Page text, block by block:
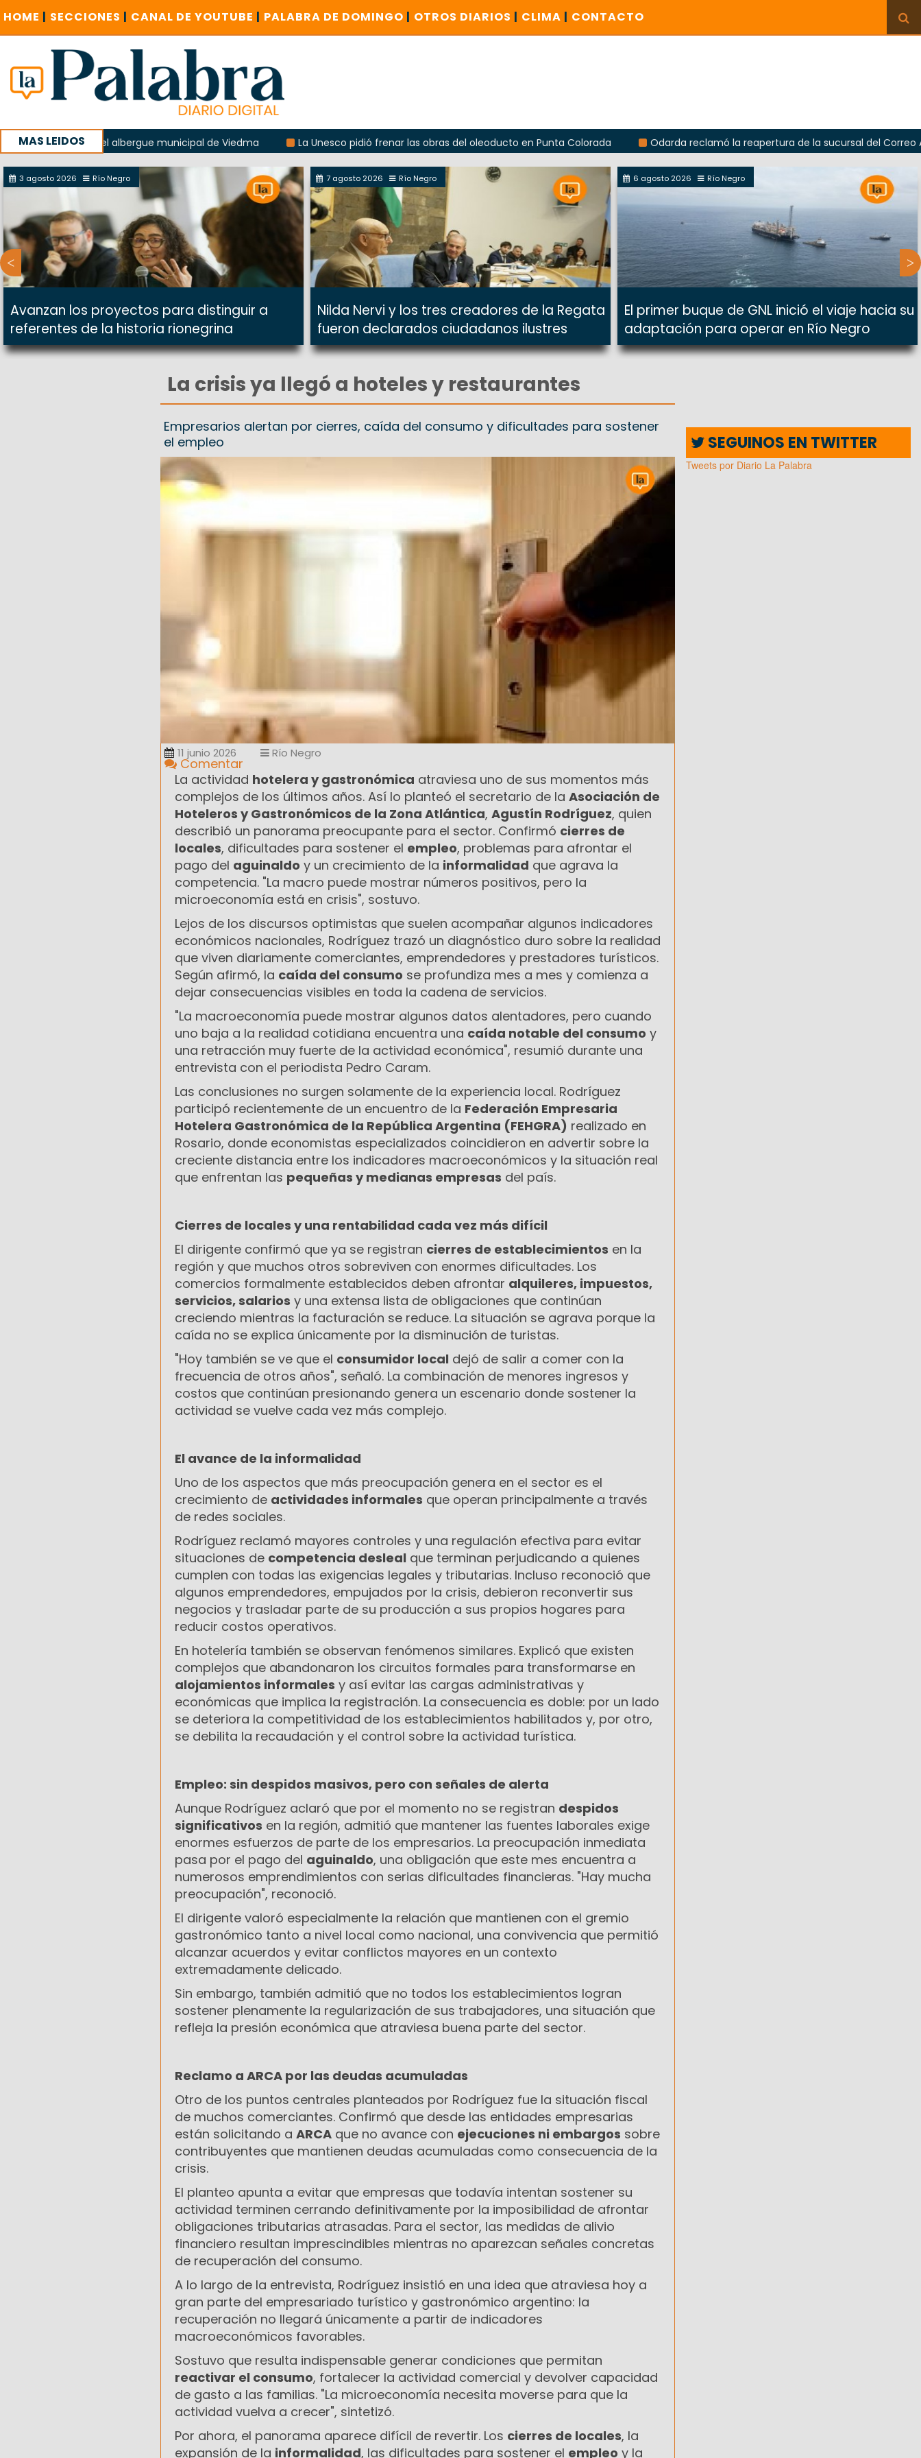
HOME | SECCIONES | CANAL DE YOUTUBE | PALABRA DE DOMINGO | OTROS DIARIOS | CLIMA | CONTACTO
MAS LEIDOS
del albergue municipal de Viedma La Unesco pidió frenar las obras del oleoducto en Punta Colorada
Odarda reclamó la reapertura de la sucursal del Correo Argentino
con un encuentro provincial en Roca
3 agosto 2026 Río Negro
Avanzan los proyectos para distinguir a
referentes de la historia rionegrina
7 agosto 2026 Río Negro
Nilda Nervi y los tres creadores de la Regata
fueron declarados ciudadanos ilustres
6 agosto 2026 Río Negro
El primer buque de GNL inició el viaje hacia su
adaptación para operar en Río Negro
La crisis ya llegó a hoteles y restaurantes
Empresarios alertan por cierres, caída del consumo y dificultades para sostener
el empleo
11 junio 2026 Río Negro
Comentar
La actividad hotelera y gastronómica atraviesa uno de sus momentos más
complejos de los últimos años. Así lo planteó el secretario de la Asociación de
Hoteleros y Gastronómicos de la Zona Atlántica, Agustín Rodríguez, quien
describió un panorama preocupante para el sector. Confirmó cierres de
locales, dificultades para sostener el empleo, problemas para afrontar el
pago del aguinaldo y un crecimiento de la informalidad que agrava la
competencia. "La macro puede mostrar números positivos, pero la
microeconomía está en crisis", sostuvo.
Lejos de los discursos optimistas que suelen acompañar algunos indicadores
económicos nacionales, Rodríguez trazó un diagnóstico duro sobre la realidad
que viven diariamente comerciantes, emprendedores y prestadores turísticos.
Según afirmó, la caída del consumo se profundiza mes a mes y comienza a
dejar consecuencias visibles en toda la cadena de servicios.
"La macroeconomía puede mostrar algunos datos alentadores, pero cuando
uno baja a la realidad cotidiana encuentra una caída notable del consumo y
una retracción muy fuerte de la actividad económica", resumió durante una
entrevista con el periodista Pedro Caram.
Las conclusiones no surgen solamente de la experiencia local. Rodríguez
participó recientemente de un encuentro de la Federación Empresaria
Hotelera Gastronómica de la República Argentina (FEHGRA) realizado en
Rosario, donde economistas especializados coincidieron en advertir sobre la
creciente distancia entre los indicadores macroeconómicos y la situación real
que enfrentan las pequeñas y medianas empresas del país.
Cierres de locales y una rentabilidad cada vez más difícil
El dirigente confirmó que ya se registran cierres de establecimientos en la
región y que muchos otros sobreviven con enormes dificultades. Los
comercios formalmente establecidos deben afrontar alquileres, impuestos,
servicios, salarios y una extensa lista de obligaciones que continúan
creciendo mientras la facturación se reduce. La situación se agrava porque la
caída no se explica únicamente por la disminución de turistas.
"Hoy también se ve que el consumidor local dejó de salir a comer con la
frecuencia de otros años", señaló. La combinación de menores ingresos y
costos que continúan presionando genera un escenario donde sostener la
actividad se vuelve cada vez más complejo.
El avance de la informalidad
Uno de los aspectos que más preocupación genera en el sector es el
crecimiento de actividades informales que operan principalmente a través
de redes sociales.
Rodríguez reclamó mayores controles y una regulación efectiva para evitar
situaciones de competencia desleal que terminan perjudicando a quienes
cumplen con todas las exigencias legales y tributarias. Incluso reconoció que
algunos emprendedores, empujados por la crisis, debieron reconvertir sus
negocios y trasladar parte de su producción a sus propios hogares para
reducir costos operativos.
En hotelería también se observan fenómenos similares. Explicó que existen
complejos que abandonaron los circuitos formales para transformarse en
alojamientos informales y así evitar las cargas administrativas y
económicas que implica la registración. La consecuencia es doble: por un lado
se deteriora la competitividad de los establecimientos habilitados y, por otro,
se debilita la recaudación y el control sobre la actividad turística.
Empleo: sin despidos masivos, pero con señales de alerta
Aunque Rodríguez aclaró que por el momento no se registran despidos
significativos en la región, admitió que mantener las fuentes laborales exige
enormes esfuerzos de parte de los empresarios. La preocupación inmediata
pasa por el pago del aguinaldo, una obligación que este mes encuentra a
numerosos emprendimientos con serias dificultades financieras. "Hay mucha
preocupación", reconoció.
El dirigente valoró especialmente la relación que mantienen con el gremio
gastronómico tanto a nivel local como nacional, una convivencia que permitió
alcanzar acuerdos y evitar conflictos mayores en un contexto
extremadamente delicado.
Sin embargo, también admitió que no todos los establecimientos logran
sostener plenamente la regularización de sus trabajadores, una situación que
refleja la presión económica que atraviesa buena parte del sector.
Reclamo a ARCA por las deudas acumuladas
Otro de los puntos centrales planteados por Rodríguez fue la situación fiscal
de muchos comerciantes. Confirmó que desde las entidades empresarias
están solicitando a ARCA que no avance con ejecuciones ni embargos sobre
contribuyentes que mantienen deudas acumuladas como consecuencia de la
crisis.
El planteo apunta a evitar que empresas que todavía intentan sostener su
actividad terminen cerrando definitivamente por la imposibilidad de afrontar
obligaciones tributarias atrasadas. Para el sector, las medidas de alivio
financiero resultan imprescindibles mientras no aparezcan señales concretas
de recuperación del consumo.
A lo largo de la entrevista, Rodríguez insistió en una idea que atraviesa hoy a
gran parte del empresariado turístico y gastronómico argentino: la
recuperación no llegará únicamente a partir de indicadores
macroeconómicos favorables.
Sostuvo que resulta indispensable generar condiciones que permitan
reactivar el consumo, fortalecer la actividad comercial y devolver capacidad
de gasto a las familias. "La microeconomía necesita moverse para que la
actividad vuelva a crecer", sintetizó.
Por ahora, el panorama aparece difícil de revertir. Los cierres de locales, la
expansión de la informalidad, las dificultades para sostener el empleo y la
SEGUINOS EN TWITTER
Tweets por Diario La Palabra